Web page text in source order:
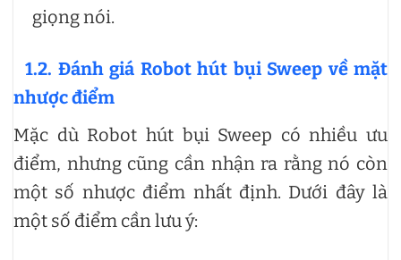
giọng nói.
1.2. Đánh giá Robot hút bụi Sweep về mặt
nhược điểm
Mặc dù Robot hút bụi Sweep có nhiều ưu
điểm, nhưng cũng cần nhận ra rằng nó còn
một số nhược điểm nhất định. Dưới đây là
một số điểm cần lưu ý: